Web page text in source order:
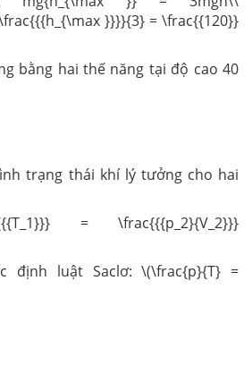
}}}}{3} = \frac{{120}}
bằng hai thế năng tại độ cao 40
trạng thái khí lý tưởng cho hai
= \frac{{{p_2}{V_2}}}
định luật Saclơ: \(\frac{p}{T} =